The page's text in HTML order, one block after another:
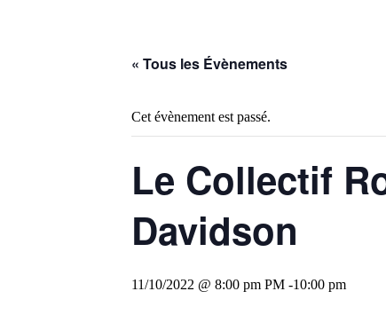
« Tous les Évènements
Cet évènement est passé.
Le Collectif
Davidson
11/10/2022 @ 8:00 pm PM -10:00 pm